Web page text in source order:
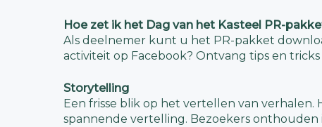
Hoe zet ik het Dag van het Kasteel PR-
Als deelnemer kunt u het PR-pakket
activiteit op Facebook? Ontvang tips en
Storytelling
Een frisse blik op het vertellen van
spannende vertelling. Bezoekers